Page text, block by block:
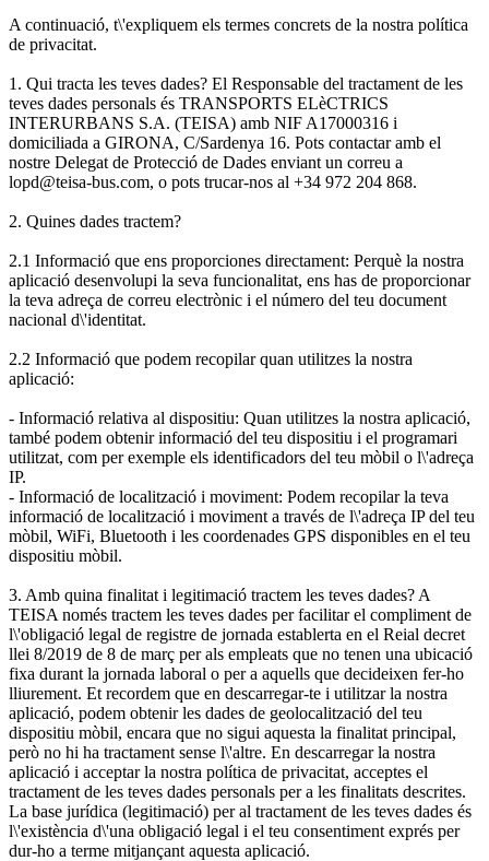
A continuació, t\'expliquem els termes concrets de la nostra política
de privacitat.
1. Qui tracta les teves dades? El Responsable del tractament de les
teves dades personals és TRANSPORTS ELèCTRICS
INTERURBANS S.A. (TEISA) amb NIF A17000316 i
domiciliada a GIRONA, C/Sardenya 16. Pots contactar amb el
nostre Delegat de Protecció de Dades enviant un correu a
lopd@teisa-bus.com, o pots trucar-nos al +34 972 204 868.
2. Quines dades tractem?
2.1 Informació que ens proporciones directament: Perquè la nostra
aplicació desenvolupi la seva funcionalitat, ens has de proporcionar
la teva adreça de correu electrònic i el número del teu document
nacional d\'identitat.
2.2 Informació que podem recopilar quan utilitzes la nostra
aplicació:
- Informació relativa al dispositiu: Quan utilitzes la nostra aplicació,
també podem obtenir informació del teu dispositiu i el programari
utilitzat, com per exemple els identificadors del teu mòbil o l\'adreça
IP.
- Informació de localització i moviment: Podem recopilar la teva
informació de localització i moviment a través de l\'adreça IP del teu
mòbil, WiFi, Bluetooth i les coordenades GPS disponibles en el teu
dispositiu mòbil.
3. Amb quina finalitat i legitimació tractem les teves dades? A
TEISA només tractem les teves dades per facilitar el compliment de
l\'obligació legal de registre de jornada establerta en el Reial decret
llei 8/2019 de 8 de març per als empleats que no tenen una ubicació
fixa durant la jornada laboral o per a aquells que decideixen fer-ho
lliurement. Et recordem que en descarregar-te i utilitzar la nostra
aplicació, podem obtenir les dades de geolocalització del teu
dispositiu mòbil, encara que no sigui aquesta la finalitat principal,
però no hi ha tractament sense l\'altre. En descarregar la nostra
aplicació i acceptar la nostra política de privacitat, acceptes el
tractament de les teves dades personals per a les finalitats descrites.
La base jurídica (legitimació) per al tractament de les teves dades és
l\'existència d\'una obligació legal i el teu consentiment exprés per
dur-ho a terme mitjançant aquesta aplicació.